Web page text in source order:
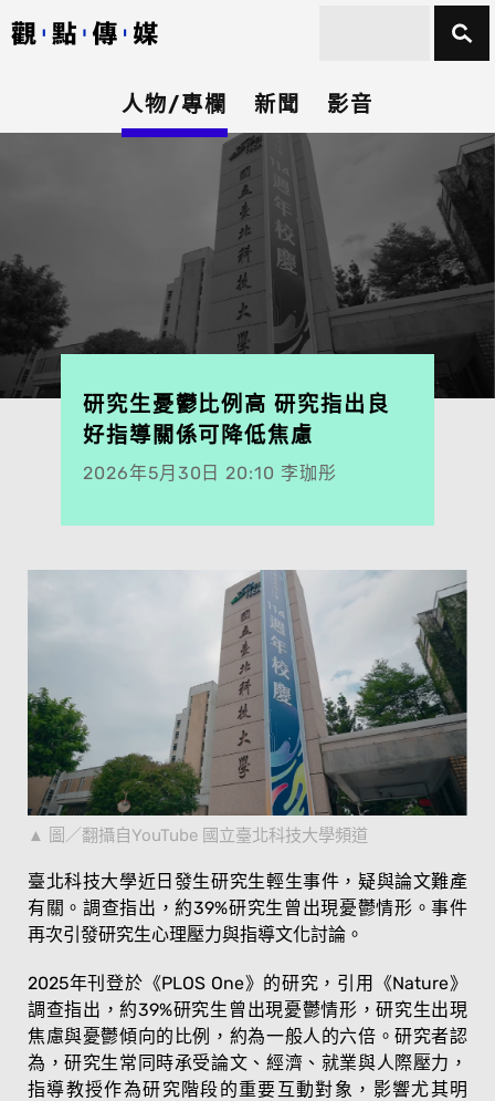
人物/專欄 新聞 影音
研究生憂鬱比例高 研究指出良
好指導關係可降低焦慮
2026年5月30日 20:10 李珈彤
圖／翻攝自YouTube 國立臺北科技大學頻道
臺北科技大學近日發生研究生輕生事件，疑與論文難產
有關。調查指出，約39%研究生曾出現憂鬱情形。事件
再次引發研究生心理壓力與指導文化討論。
2025年刊登於《PLOS One》的研究，引用《Nature》
調查指出，約39%研究生曾出現憂鬱情形，研究生出現
焦慮與憂鬱傾向的比例，約為一般人的六倍。研究者認
為，研究生常同時承受論文、經濟、就業與人際壓力，
指導教授作為研究階段的重要互動對象，影響尤其明